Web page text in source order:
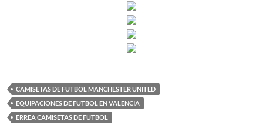
CAMISETAS DE FUTBOL MANCHESTER UNITED
EQUIPACIONES DE FUTBOL EN VALENCIA
ERREA CAMISETAS DE FUTBOL